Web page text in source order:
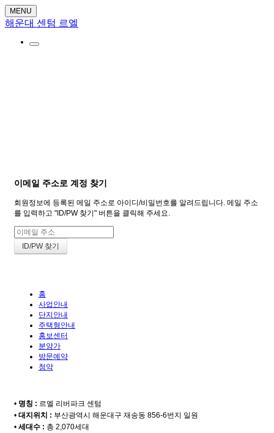
MENU
해운대 센텀 르엘
이메일 주소로 계정 찾기
회원정보에 등록된 메일 주소로 아이디/비밀번호를 알려드립니다. 메일 주소
를 입력하고 "ID/PW 찾기" 버튼을 클릭해 주세요.
홈
사업안내
단지안내
주택형안내
홍보센터
분양가
방문예약
청약
• 명칭 : 르엘 리버파크 센텀
• 대지위치 : 부산광역시 해운대구 재송동 856-6번지 일원
• 세대수 : 총 2,070세대